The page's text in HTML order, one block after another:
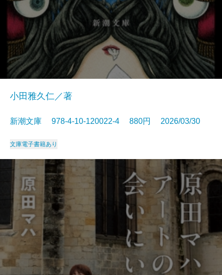
小田雅久仁／著
新潮文庫 978-4-10-120022-4 880円 2026/03/30
文庫電子書籍あり